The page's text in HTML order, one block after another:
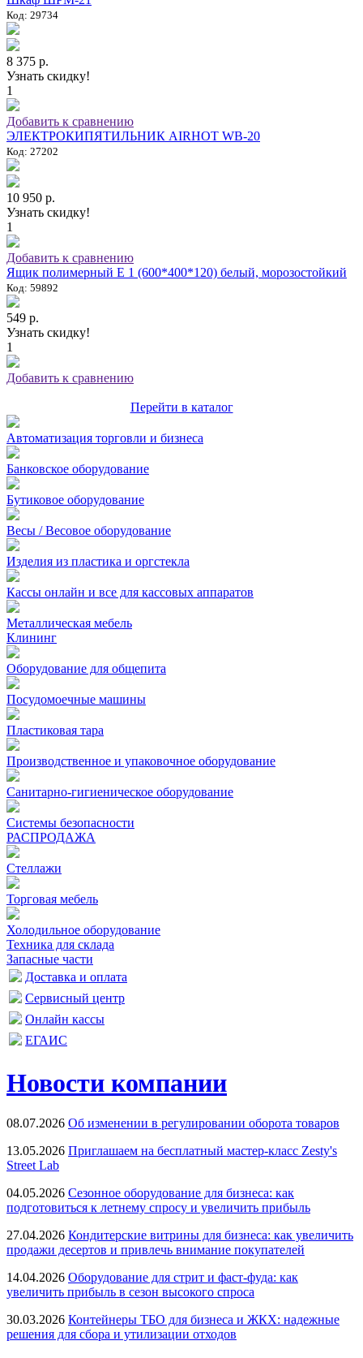
Код: 29734
8 375 р.
Узнать скидку!
1
Добавить к сравнению
ЭЛЕКТРОКИПЯТИЛЬНИК AIRHOT WB-20
Код: 27202
10 950 р.
Узнать скидку!
1
Добавить к сравнению
Ящик полимерный E 1 (600*400*120) белый, морозостойкий
Код: 59892
549 р.
Узнать скидку!
1
Добавить к сравнению
Перейти в каталог
Автоматизация торговли и бизнеса
Банковское оборудование
Бутиковое оборудование
Весы / Весовое оборудование
Изделия из пластика и оргстекла
Кассы онлайн и все для кассовых аппаратов
Металлическая мебель
Клининг
Оборудование для общепита
Посудомоечные машины
Пластиковая тара
Производственное и упаковочное оборудование
Санитарно-гигиеническое оборудование
Системы безопасности
РАСПРОДАЖА
Стеллажи
Торговая мебель
Холодильное оборудование
Техника для склада
Запасные части
Доставка и оплата
Сервисный центр
Онлайн кассы
ЕГАИС
Новости компании
08.07.2026 Об изменении в регулировании оборота товаров
13.05.2026 Приглашаем на бесплатный мастер-класс Zesty's
Street Lab
04.05.2026 Сезонное оборудование для бизнеса: как
подготовиться к летнему спросу и увеличить прибыль
27.04.2026 Кондитерские витрины для бизнеса: как увеличить
продажи десертов и привлечь внимание покупателей
14.04.2026 Оборудование для стрит и фаст-фуда: как
увеличить прибыль в сезон высокого спроса
30.03.2026 Контейнеры ТБО для бизнеса и ЖКХ: надежные
решения для сбора и утилизации отходов